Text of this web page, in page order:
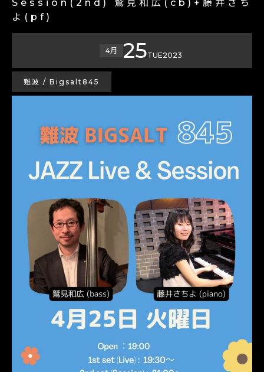
Session(2nd) 鷲見和広(cb)+藤井さち
よ(pf)
4月 25TUE2023
難波 / Bigsalt845